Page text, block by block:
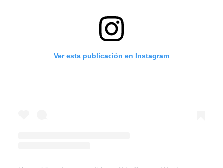
Ver esta publicación en Instagram